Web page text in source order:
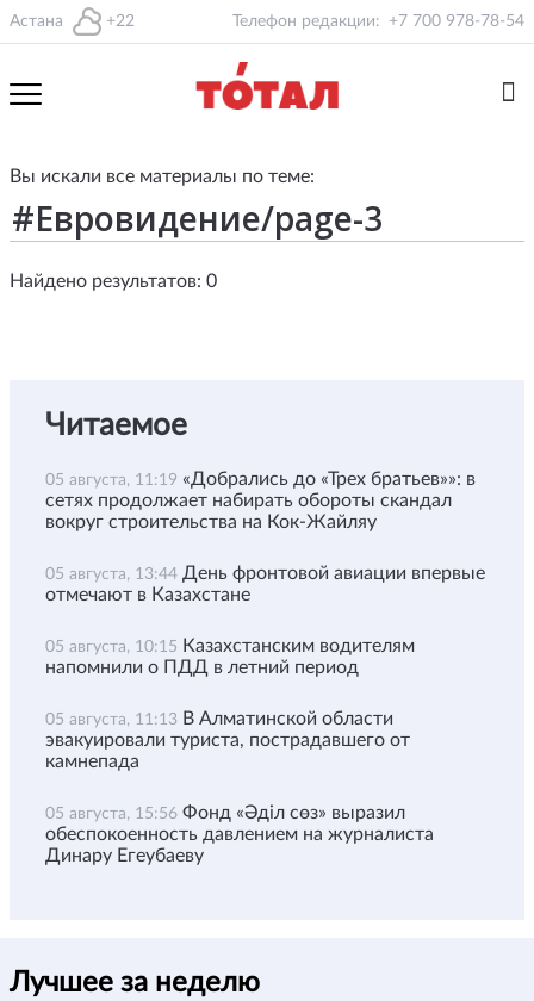
Астана +22 Телефон редакции: +7 700 978-78-54
Вы искали все материалы по теме:
Найдено результатов: 0
Читаемое
05 августа, 11:19 «Добрались до «Трех братьев»»: в
сетях продолжает набирать обороты скандал
вокруг строительства на Кок-Жайляу
05 августа, 13:44 День фронтовой авиации впервые
отмечают в Казахстане
05 августа, 10:15 Казахстанским водителям
напомнили о ПДД в летний период
05 августа, 11:13 В Алматинской области
эвакуировали туриста, пострадавшего от
камнепада
05 августа, 15:56 Фонд «Әділ сөз» выразил
обеспокоенность давлением на журналиста
Динару Егеубаеву
Лучшее за неделю